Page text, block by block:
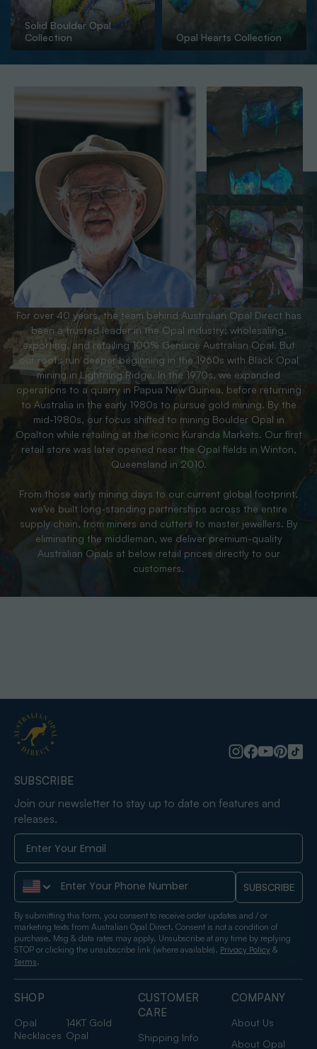
Solid Boulder Opal
Collection
Opal Hearts Collection
For over 40 years, the team behind Australian Opal Direct has
been a trusted leader in the Opal industry; wholesaling,
exporting, and retailing 100% Genuine Australian Opal. But
our roots run deeper beginning in the 1960s with Black Opal
mining in Lightning Ridge. In the 1970s, we expanded
operations to a quarry in Papua New Guinea, before returning
to Australia in the early 1980s to pursue gold mining. By the
mid-1980s, our focus shifted to mining Boulder Opal in
Opalton while retailing at the iconic Kuranda Markets. Our first
retail store was later opened near the Opal fields in Winton,
Queensland in 2010.
From those early mining days to our current global footprint,
we’ve built long-standing partnerships across the entire
supply chain, from miners and cutters to master jewellers. By
eliminating the middleman, we deliver premium-quality
Australian Opals at below retail prices directly to our
customers.
SHOP
Opal
Necklaces
14KT Gold
Opal
CUSTOMER
CARE
Shipping Info
COMPANY
About Us
About Opal
SUBSCRIBE
Join our newsletter to stay up to date on features and
releases.
Phone Number SUBSCRIBE
By submitting this form, you consent to receive order updates and / or
marketing texts from Australian Opal Direct. Consent is not a condition of
purchase. Msg & data rates may apply. Unsubscribe at any time by replying
STOP or clicking the unsubscribe link (where available). Privacy Policy &
Terms.